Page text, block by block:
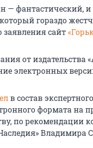
— фантастический, и
гораздо
заявления сайт
от издательства
электронных
в состав
формата на
по рекомендации
Владимира